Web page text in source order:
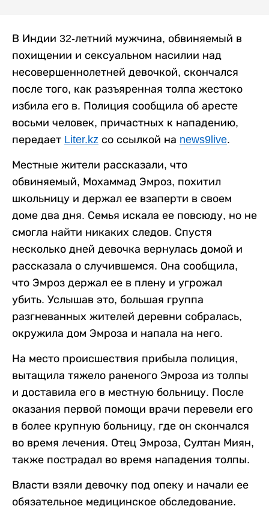
В Индии 32-летний мужчина, обвиняемый в
похищении и сексуальном насилии над
несовершеннолетней девочкой, скончался
после того, как разъяренная толпа жестоко
избила его в. Полиция сообщила об аресте
восьми человек, причастных к нападению,
передает Liter.kz со ссылкой на news9live.
Местные жители рассказали, что
обвиняемый, Мохаммад Эмроз, похитил
школьницу и держал ее взаперти в своем
доме два дня. Семья искала ее повсюду, но не
смогла найти никаких следов. Спустя
несколько дней девочка вернулась домой и
рассказала о случившемся. Она сообщила,
что Эмроз держал ее в плену и угрожал
убить. Услышав это, большая группа
разгневанных жителей деревни собралась,
окружила дом Эмроза и напала на него.
На место происшествия прибыла полиция,
вытащила тяжело раненого Эмроза из толпы
и доставила его в местную больницу. После
оказания первой помощи врачи перевели его
в более крупную больницу, где он скончался
во время лечения. Отец Эмроза, Султан Миян,
также пострадал во время нападения толпы.
Власти взяли девочку под опеку и начали ее
обязательное медицинское обследование.